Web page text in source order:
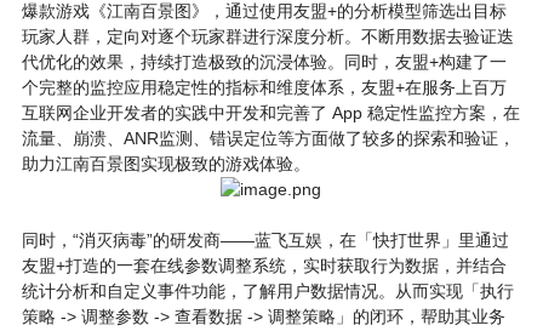
爆款游戏《江南百景图》，通过使用友盟+的分析模型筛选出目标
玩家人群，定向对逐个玩家群进行深度分析。不断用数据去验证迭
代优化的效果，持续打造极致的沉浸体验。同时，友盟+构建了一
个完整的监控应用稳定性的指标和维度体系，友盟+在服务上百万
互联网企业开发者的实践中开发和完善了 App 稳定性监控方案，在
流量、崩溃、ANR监测、错误定位等方面做了较多的探索和验证，
助力江南百景图实现极致的游戏体验。
同时，“消灭病毒”的研发商——蓝飞互娱，在「快打世界」里通过
友盟+打造的一套在线参数调整系统，实时获取行为数据，并结合
统计分析和自定义事件功能，了解用户数据情况。从而实现「执行
策略 -> 调整参数 -> 查看数据 -> 调整策略」的闭环，帮助其业务